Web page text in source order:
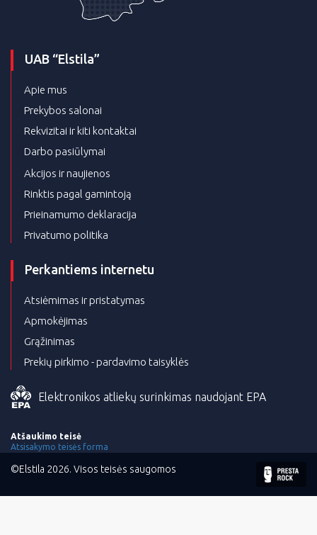
UAB “Elstila”
Apie mus
Prekybos salonai
Rekvizitai ir kiti kontaktai
Darbo pasiūlymai
Akcijos ir naujienos
Rinktis pagal gamintoją
Prieinamumo deklaracija
Privatumo politika
Perkantiems internetu
Atsiėmimas ir pristatymas
Apmokėjimas
Grąžinimas
Prekių pirkimo - pardavimo taisyklės
Elektronikos atliekų surinkimas naudojant EPA
Atšaukimo teisė
Atsisakymo teisės forma
©Elstila 2026. Visos teisės saugomos